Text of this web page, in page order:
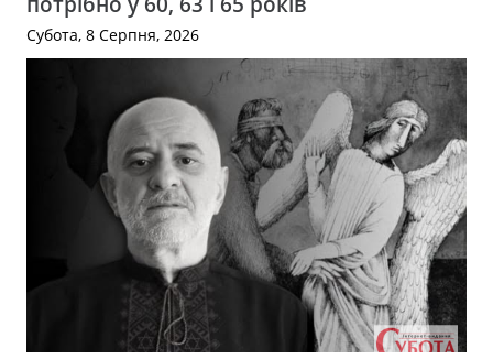
Субота, 8 Серпня, 2026